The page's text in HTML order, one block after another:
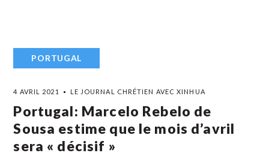
PORTUGAL
4 AVRIL 2021 LE JOURNAL CHRÉTIEN AVEC XINHUA
Portugal: Marcelo Rebelo de
Sousa estime que le mois d’avril
sera « décisif »